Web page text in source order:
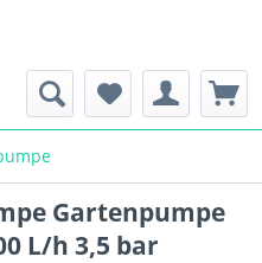
Gartenpumpe
L/h 3,5 bar